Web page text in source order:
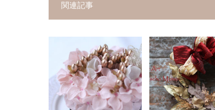
関連記事